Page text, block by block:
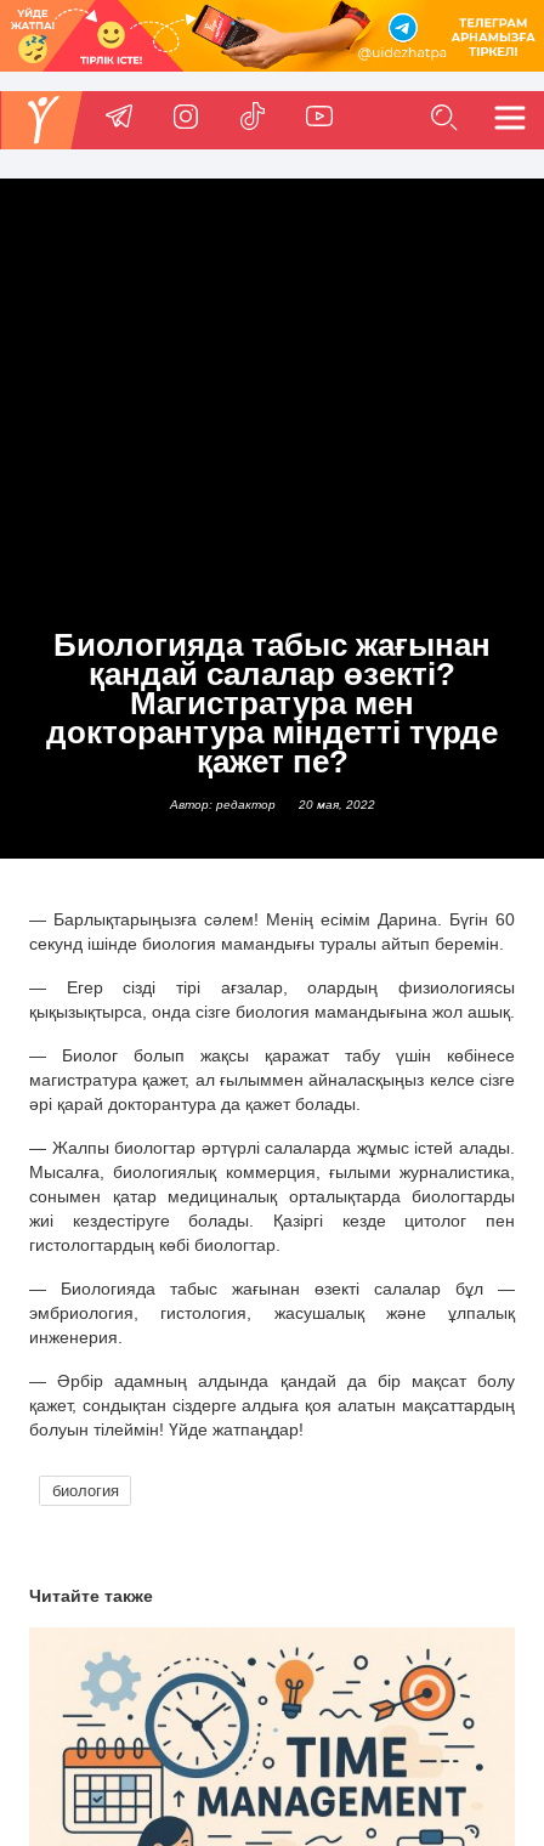
Биологияда табыс жағынан
қандай салалар өзекті?
Магистратура мен
докторантура міндетті түрде
қажет пе?
Автор: редактор 20 мая, 2022
— Барлықтарыңызға сәлем! Менің есімім Дарина. Бүгін 60
секунд ішінде биология мамандығы туралы айтып беремін.
— Егер сізді тірі ағзалар, олардың физиологиясы
қықызықтырса, онда сізге биология мамандығына жол ашық.
— Биолог болып жақсы қаражат табу үшін көбінесе
магистратура қажет, ал ғылыммен айналасқыңыз келсе сізге
әрі қарай докторантура да қажет болады.
— Жалпы биологтар әртүрлі салаларда жұмыс істей алады.
Мысалға, биологиялық коммерция, ғылыми журналистика,
сонымен қатар медициналық орталықтарда биологтарды
жиі кездестіруге болады. Қазіргі кезде цитолог пен
гистологтардың көбі биологтар.
— Биологияда табыс жағынан өзекті салалар бұл —
эмбриология, гистология, жасушалық және ұлпалық
инженерия.
— Әрбір адамның алдында қандай да бір мақсат болу
қажет, сондықтан сіздерге алдыға қоя алатын мақсаттардың
болуын тілеймін! Үйде жатпаңдар!
биология
Читайте также